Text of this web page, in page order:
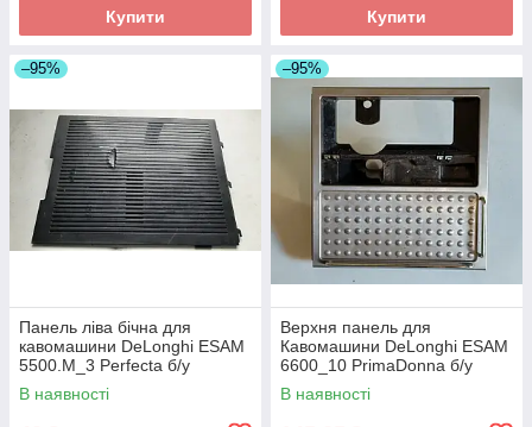
Купити Купити
–95%
Панель ліва бічна для
кавомашини DeLonghi ESAM
5500.M_3 Perfecta б/у
_дефект
В наявності
–95%
Верхня панель для
Кавомашини DeLonghi ESAM
6600_10 PrimaDonna б/у
_дефект
В наявності